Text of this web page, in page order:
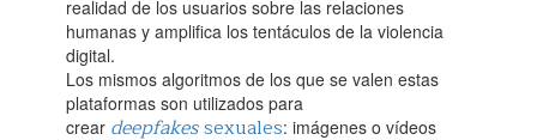
realidad de los usuarios sobre las relaciones
humanas y amplifica los tentáculos de la violencia
digital.‌
Los mismos algoritmos de los que se valen estas
plataformas son utilizados para
crear deepfakessexuales: imágenes o vídeos